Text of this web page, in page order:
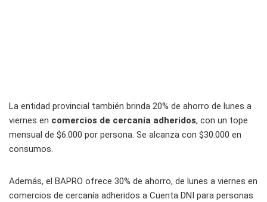
La entidad provincial también brinda 20% de ahorro de lunes a
viernes en comercios de cercanía adheridos, con un tope
mensual de $6.000 por persona. Se alcanza con $30.000 en
consumos.
Además, el BAPRO ofrece 30% de ahorro, de lunes a viernes en
comercios de cercanía adheridos a Cuenta DNI para personas